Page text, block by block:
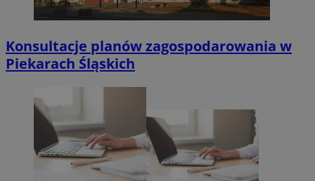
Konsultacje planów zagospodarowania w
Piekarach Śląskich